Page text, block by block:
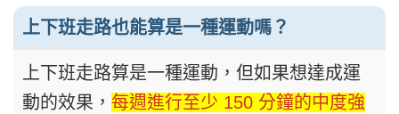
上下班走路也能算是一種運動嗎？
上下班走路算是一種運動，但如果想達成運
動的效果， 每週進行至少 150 分鐘的中度強